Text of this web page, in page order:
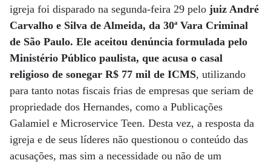
igreja foi disparado na segunda-feira 29 pelo juiz André
Carvalho e Silva de Almeida, da 30ª Vara Criminal
de São Paulo. Ele aceitou denúncia formulada pelo
Ministério Público paulista, que acusa o casal
religioso de sonegar R$ 77 mil de ICMS, utilizando
para tanto notas fiscais frias de empresas que seriam de
propriedade dos Hernandes, como a Publicações
Galamiel e Microservice Teen. Desta vez, a resposta da
igreja e de seus líderes não questionou o conteúdo das
acusações, mas sim a necessidade ou não de um